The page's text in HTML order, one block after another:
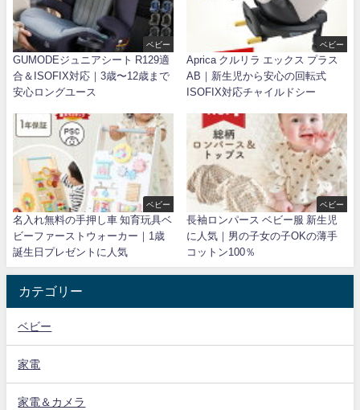
ベビー
GUMODEジュニアシート R129適
合＆ISOFIX対応｜3歳〜12歳まで
安心ロングユース
ベビー
Aprica クルリラ エックス プラス
AB｜新生児から安心の回転式
ISOFIX対応チャイルドシー
ベビー
名入れ無料の手押し車 知育玩具ベ
ビーファーストウォーカー｜1歳
誕生日プレゼントに人気
ベビー
長袖ロンパース ベビー服 新生児
に人気｜男の子女の子OKの薄手
コットン100％
カテゴリー
ベビー
家電
家電＆カメラ